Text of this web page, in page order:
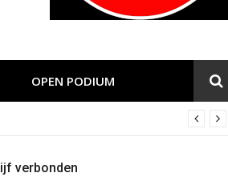
OPEN PODIUM
verbonden